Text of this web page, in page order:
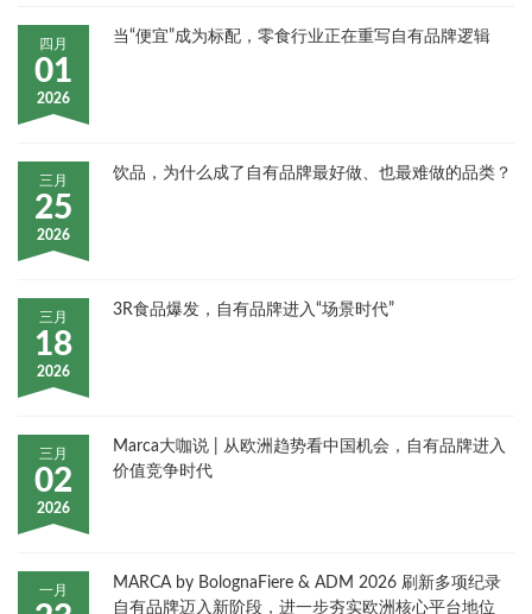
四月
01
2026
当“便宜”成为标配，零食行业正在重写自有品牌逻辑
三月
25
2026
饮品，为什么成了自有品牌最好做、也最难做的品类？
三月
18
2026
3R食品爆发，自有品牌进入“场景时代”
三月
02
2026
Marca大咖说 | 从欧洲趋势看中国机会，自有品牌进入
价值竞争时代
一月
MARCA by BolognaFiere & ADM 2026 刷新多项纪录
自有品牌迈入新阶段，进一步夯实欧洲核心平台地位